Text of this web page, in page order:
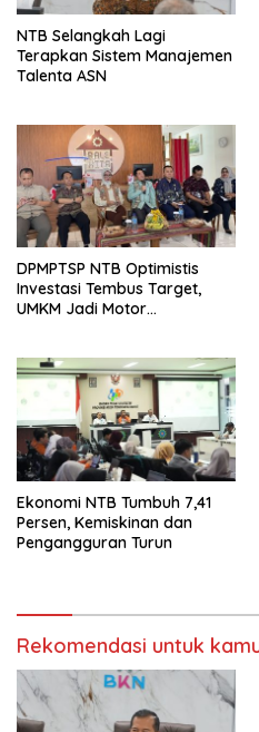
NTB Selangkah Lagi
Terapkan Sistem Manajemen
Talenta ASN
DPMPTSP NTB Optimistis
Investasi Tembus Target,
UMKM Jadi Motor
Ekonomi NTB Tumbuh 7,41
Persen, Kemiskinan dan
Pengangguran Turun
Rekomendasi untuk